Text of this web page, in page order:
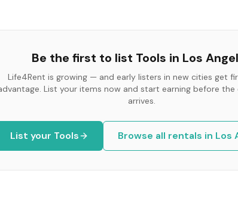
Be the first to list Tools in Los
Life4Rent is growing — and early listers in new cities get
List your items now and start earning before
arrives.
List your Tools Browse all rentals in Los